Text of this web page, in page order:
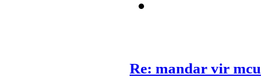
Re: mandar vir mcu